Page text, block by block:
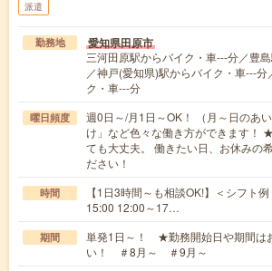
派遣
勤務地 愛知県田原市
三河田原駅からバイク・車---分／豊
／神戸(愛知県)駅からバイク・車---
ク・車---分
曜日頻度
週0日～/月1日～OK！ （月～日のあ
け」など色々な働き方ができます！
ても大丈夫。 働きたい日、お休みの
ださい！
時間
【1日3時間～も相談OK!】＜シフト
15:00 12:00～17…
期間
単発1日～！ ★勤務開始日や期間は
い！ ＃8月～ ＃9月～